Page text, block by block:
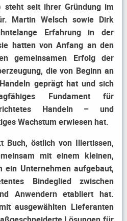
steht seit ihrer Gründung im
Martin Welsch sowie Dirk
Erfahrung in der
hatten von Anfang an den
gemeinsamen Erfolg der
die von Beginn an
geprägt hat und sich
Fundament für
Handeln – und
Wachstum erwiesen hat.
Buch, östlich von Illertissen,
mit einem kleinen,
ein Unternehmen aufgebaut,
Bindeglied zwischen
Anwendern etabliert hat.
ausgewählten Lieferanten